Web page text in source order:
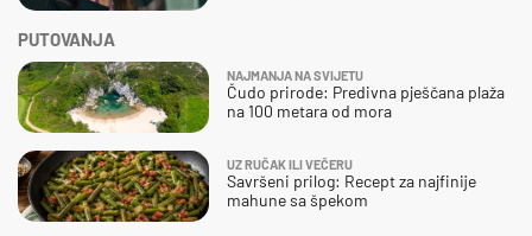
PUTOVANJA
NAJMANJA NA SVIJETU
Čudo prirode: Predivna pješčana plaža
na 100 metara od mora
UZ RUČAK ILI VEČERU
Savršeni prilog: Recept za najfinije
mahune sa špekom